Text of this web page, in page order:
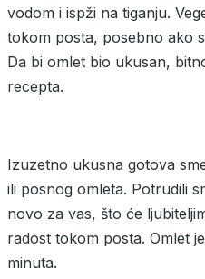
vodom i ispži na tiganju.
tokom posta, posebno ako
Da bi omlet bio ukusan,
recepta.
Izuzetno ukusna gotova
ili posnog omleta. Potrudili
novo za vas, što će
radost tokom posta. Omlet
minuta.